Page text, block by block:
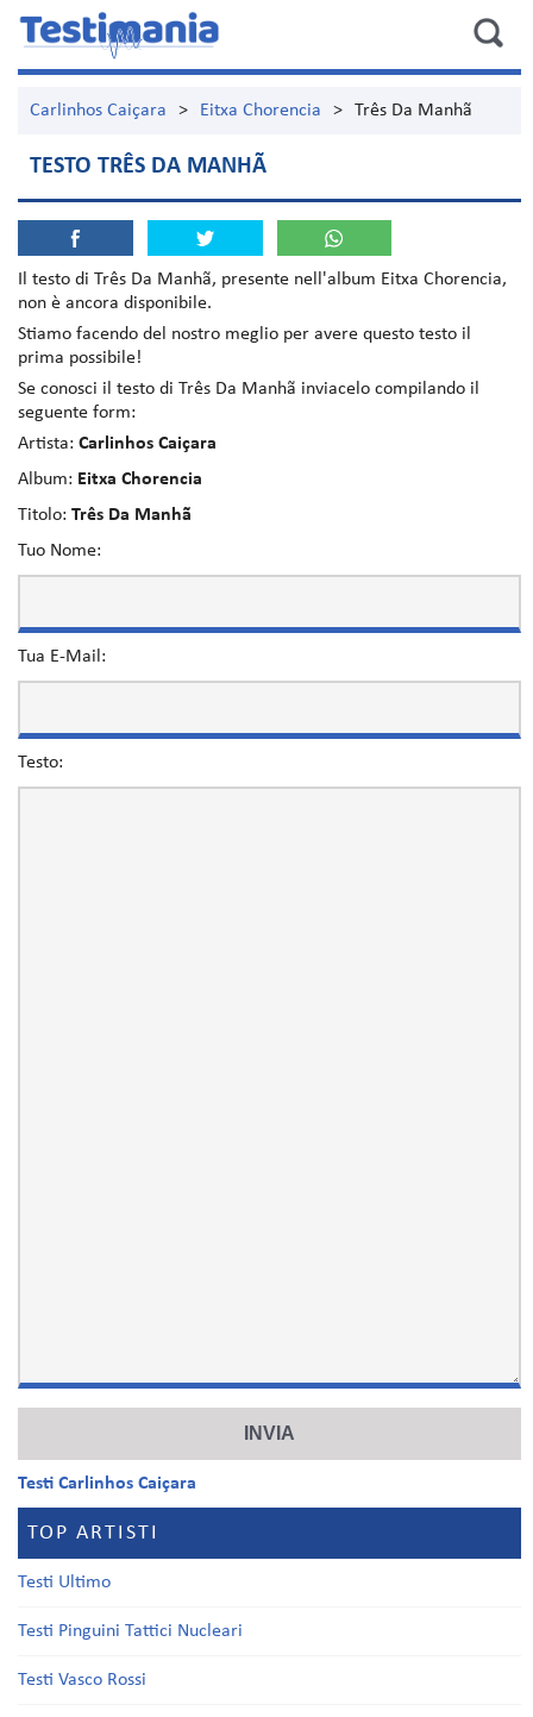
Carlinhos Caiçara > Eitxa Chorencia > Três Da Manhã
TESTO TRÊS DA MANHÃ
Il testo di Três Da Manhã, presente nell'album Eitxa Chorencia,
non è ancora disponibile.
Stiamo facendo del nostro meglio per avere questo testo il
prima possibile!
Se conosci il testo di Três Da Manhã inviacelo compilando il
seguente form:
Artista: Carlinhos Caiçara
Album: Eitxa Chorencia
Titolo: Três Da Manhã
Tuo Nome:
Tua E-Mail:
Testo:
Testi Carlinhos Caiçara
TOP ARTISTI
Testi Ultimo
Testi Pinguini Tattici Nucleari
Testi Vasco Rossi